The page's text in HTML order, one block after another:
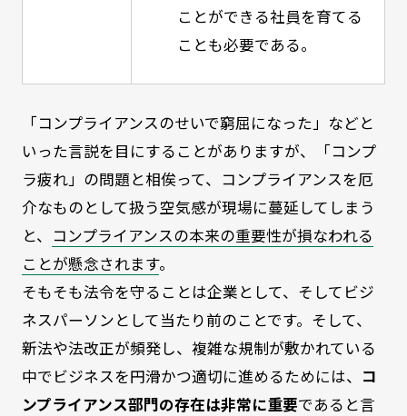
ことができる社員を育てる
ことも必要である。
「コンプライアンスのせいで窮屈になった」などと
いった言説を目にすることがありますが、「コンプ
ラ疲れ」の問題と相俟って、コンプライアンスを厄
介なものとして扱う空気感が現場に蔓延してしまう
と、
コンプライアンスの本来の重要性が損なわれる
ことが懸念されます。
そもそも法令を守ることは企業として、そしてビジ
ネスパーソンとして当たり前のことです。そして、
新法や法改正が頻発し、複雑な規制が敷かれている
中でビジネスを円滑かつ適切に進めるためには、 コ
ンプライアンス部門の存在は非常に重要であると言